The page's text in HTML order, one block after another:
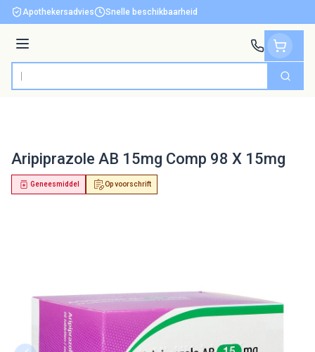
Ga naar de inhoud
Apothekersadvies Snelle beschikbaarheid
Menu
Product, merk, categorie... Zoek
Aripiprazole AB 15mg Comp 98 X 15mg
Op voorschrift
Geneesmiddel